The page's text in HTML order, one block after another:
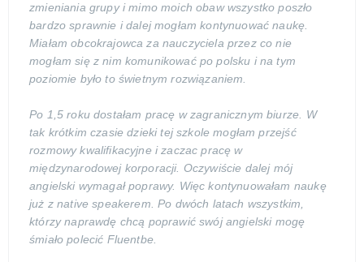
zmieniania grupy i mimo moich obaw wszystko poszło
bardzo sprawnie i dalej mogłam kontynuować naukę.
Miałam obcokrajowca za nauczyciela przez co nie
mogłam się z nim komunikować po polsku i na tym
poziomie było to świetnym rozwiązaniem.
Po 1,5 roku dostałam pracę w zagranicznym biurze. W
tak krótkim czasie dzieki tej szkole mogłam przejść
rozmowy kwalifikacyjne i zaczac pracę w
międzynarodowej korporacji. Oczywiście dalej mój
angielski wymagał poprawy. Więc kontynuowałam naukę
już z native speakerem. Po dwóch latach wszystkim,
którzy naprawdę chcą poprawić swój angielski mogę
śmiało polecić Fluentbe.